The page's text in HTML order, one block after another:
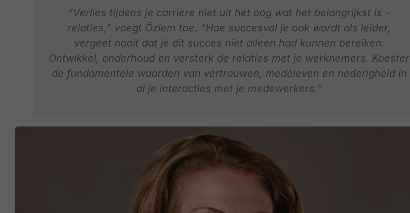
“Verlies tijdens je carrière niet uit het oog wat het belangrijkst is –
relaties,” voegt Özlem toe. “Hoe succesvol je ook wordt als leider,
vergeet nooit dat je dit succes niet alleen had kunnen bereiken.
Ontwikkel, onderhoud en versterk de relaties met je werknemers. Koester
de fundamentele waarden van vertrouwen, medeleven en nederigheid in
al je interacties met je medewerkers.”